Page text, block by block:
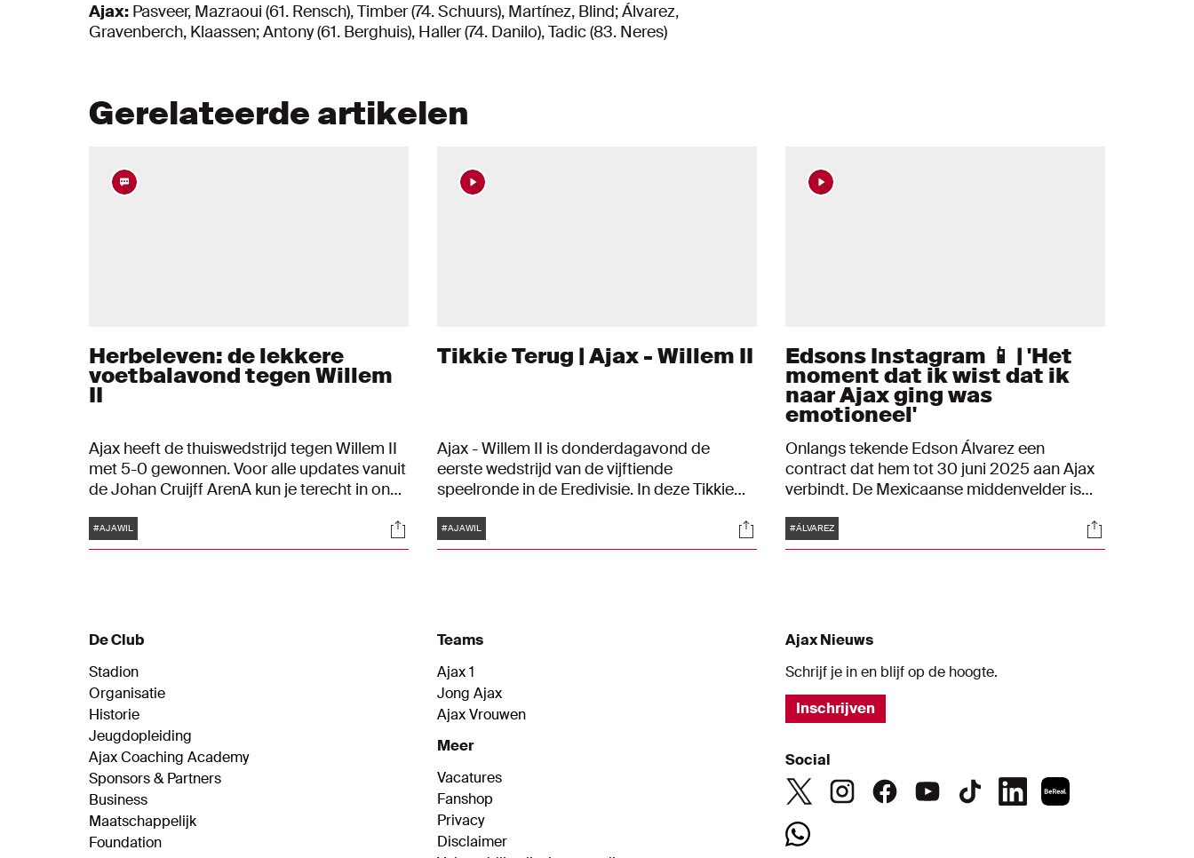
Ajax: Pasveer, Mazraoui (61. Rensch), Timber (74. Schuurs), Martínez, Blind; Álvarez,
Gravenberch, Klaassen; Antony (61. Berghuis), Haller (74. Danilo), Tadic (83. Neres)
Gerelateerde artikelen
Herbeleven: de lekkere
voetbalavond tegen Willem
II
Ajax heeft de thuiswedstrijd tegen Willem II
met 5-0 gewonnen. Voor alle updates vanuit
de Johan Cruijff ArenA kun je terecht in ons
Tags
#AJAWIL Socials
Tikkie Terug | Ajax - Willem II
Ajax - Willem II is donderdagavond de
eerste wedstrijd van de vijftiende
speelronde in de Eredivisie. In deze Tikkie
cijfers en bijzondere gebeurtenissen uit
eerdere edities.
Tags
#AJAWIL Socials
Edsons Instagram 📱 | 'Het
moment dat ik wist dat ik
naar Ajax ging was
emotioneel'
Onlangs tekende Edson Álvarez een
contract dat hem tot 30 juni 2025 aan Ajax
verbindt. De Mexicaanse middenvelder is
middenveld bij Ajax. We nemen met hem zijn
Instagram-tijdlijn door om te zien welke
Tags
#ÁLVAREZ Socials
De Club
Stadion
Organisatie
Historie
Jeugdopleiding
Ajax Coaching Academy
Sponsors & Partners
Business
Maatschappelijk
Foundation
Teams
Ajax 1
Jong Ajax
Ajax Vrouwen
Meer
Vacatures
Fanshop
Privacy
Disclaimer
Ajax Nieuws
Schrijf je in en blijf op de hoogte.
Inschrijven
Social